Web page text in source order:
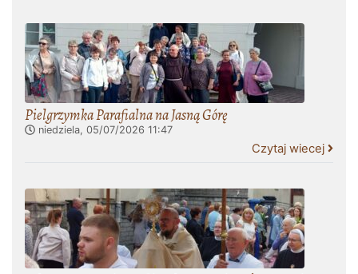
Pielgrzymka Parafialna na Jasną Górę
niedziela, 05/07/2026 11:47
Czytaj wiecej